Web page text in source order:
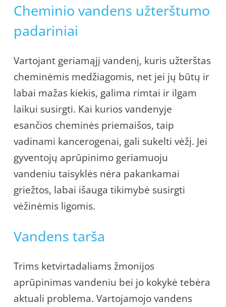
Cheminio vandens užterštumo
padariniai
Vartojant geriamąjį vandenį, kuris užterštas
cheminėmis medžiagomis, net jei jų būtų ir
labai mažas kiekis, galima rimtai ir ilgam
laikui susirgti. Kai kurios vandenyje
esančios cheminės priemaišos, taip
vadinami kancerogenai, gali sukelti vėžį. Jei
gyventojų aprūpinimo geriamuoju
vandeniu taisyklės nėra pakankamai
griežtos, labai išauga tikimybė susirgti
vėžinėmis ligomis.
Vandens tarša
Trims ketvirtadaliams žmonijos
aprūpinimas vandeniu bei jo kokykė tebėra
aktuali problema. Vartojamojo vandens